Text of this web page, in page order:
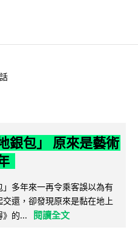
銀包」 原來是藝術
多年來一再令乘客誤以為有
還，卻發現原來是黏在地上
》的...
閱讀全文